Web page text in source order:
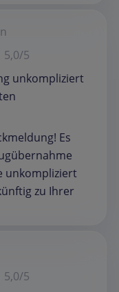
5,0/5
unkompliziert
Es
unkompliziert
zu Ihrer
5,0/5